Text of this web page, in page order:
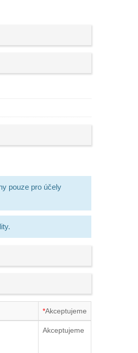
pouze pro účely
*Akceptujeme
Akceptujeme